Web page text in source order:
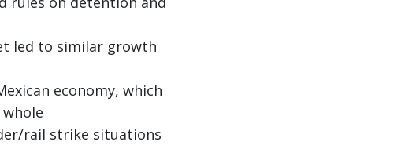
led to similar growth
economy, which
rail strike situations